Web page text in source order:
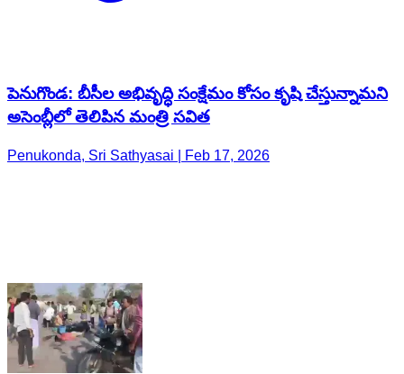
పెనుగొండ: బీసీల అభివృద్ధి సంక్షేమం కోసం కృషి చేస్తున్నామని
అసెంబ్లీలో తెలిపిన మంత్రి సవిత
Penukonda, Sri Sathyasai | Feb 17, 2026